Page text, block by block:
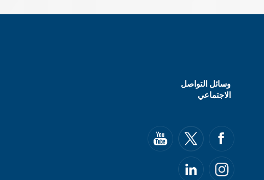
وسائل التواصل
الاجتماعي